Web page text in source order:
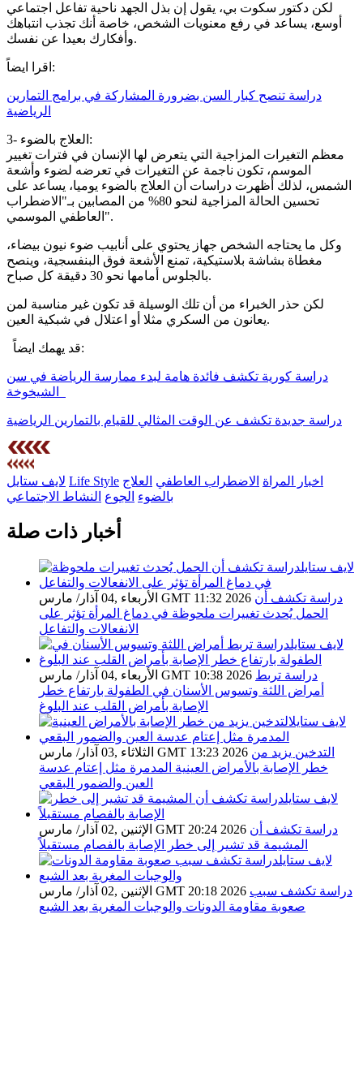
لكن دكتور سكوت بي، يقول إن بذل الجهد ناحية تفاعل اجتماعي
أوسع، يساعد في رفع معنويات الشخص، خاصة أنك تجذب انتباهك
وأفكارك بعيدا عن نفسك.
اقرا ايضاً:
دراسة تنصح كبار السن بضرورة المشاركة في برامج التمارين
الرياضية
3- العلاج بالضوء:
معظم التغيرات المزاجية التي يتعرض لها الإنسان في فترات تغيير
الموسم، تكون ناجمة عن التغيرات في تعرضه لضوء وأشعة
الشمس، لذلك أظهرت دراسات أن العلاج بالضوء يوميا، يساعد على
تحسين الحالة المزاجية لنحو 80% من المصابين بـ"الاضطراب
العاطفي الموسمي".
وكل ما يحتاجه الشخص جهاز يحتوي على أنابيب ضوء نيون بيضاء،
مغطاة بشاشة بلاستيكية، تمنع الأشعة فوق البنفسجية، وينصح
بالجلوس أمامها نحو 30 دقيقة كل صباح.
لكن حذر الخبراء من أن تلك الوسيلة قد تكون غير مناسبة لمن
يعانون من السكري مثلا أو اعتلال في شبكية العين.
قد يهمك ايضاً:
دراسة كورية تكشف فائدة هامة لبدء ممارسة الرياضة في سن
دراسة جديدة تكشف عن الوقت المثالي للقيام بالتمارين الرياضية
لايف ستايل Life Style اخبار المراة الاضطراب العاطفي العلاج
بالضوء الجوع النشاط الاجتماعي
أخبار ذات صلة
الأربعاء ,04 آذار/ مارس GMT 11:32 2026 دراسة تكشف أن
الحمل يُحدث تغييرات ملحوظة في دماغ المرأة تؤثر على
الانفعالات والتفاعل
الأربعاء ,04 آذار/ مارس GMT 10:38 2026 دراسة تربط
أمراض اللثة وتسوس الأسنان في الطفولة بارتفاع خطر
الإصابة بأمراض القلب عند البلوغ
الثلاثاء ,03 آذار/ مارس GMT 13:23 2026 التدخين يزيد من
خطر الإصابة بالأمراض العينية المدمرة مثل إعتام عدسة
العين والضمور البقعي
الإثنين ,02 آذار/ مارس GMT 20:24 2026 دراسة تكشف أن
المشيمة قد تشير إلى خطر الإصابة بالفصام مستقبلاً
الإثنين ,02 آذار/ مارس GMT 20:18 2026 دراسة تكشف سبب
صعوبة مقاومة الدونات والوجبات المغرية بعد الشبع